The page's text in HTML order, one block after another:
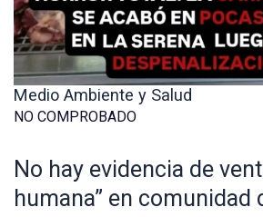
Medio Ambiente y Salud
NO COMPROBADO
No hay evidencia de
humana” en comunidad